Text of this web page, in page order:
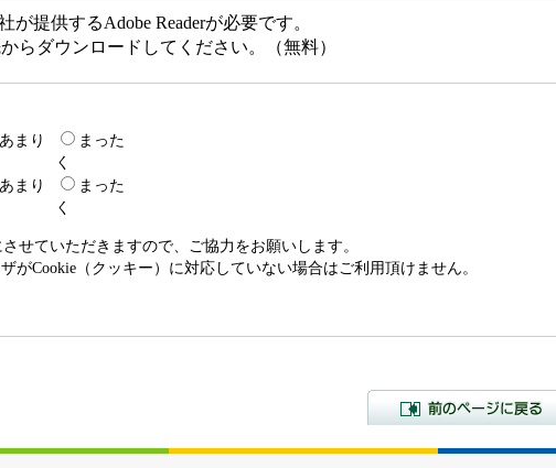
提供するAdobe Readerが必要です。
らダウンロードしてください。（無料）
あまり
まった
く
あまり
まった
く
せていただきますので、ご協力をお願いします。
Cookie（クッキー）に対応していない場合はご利用頂けません。